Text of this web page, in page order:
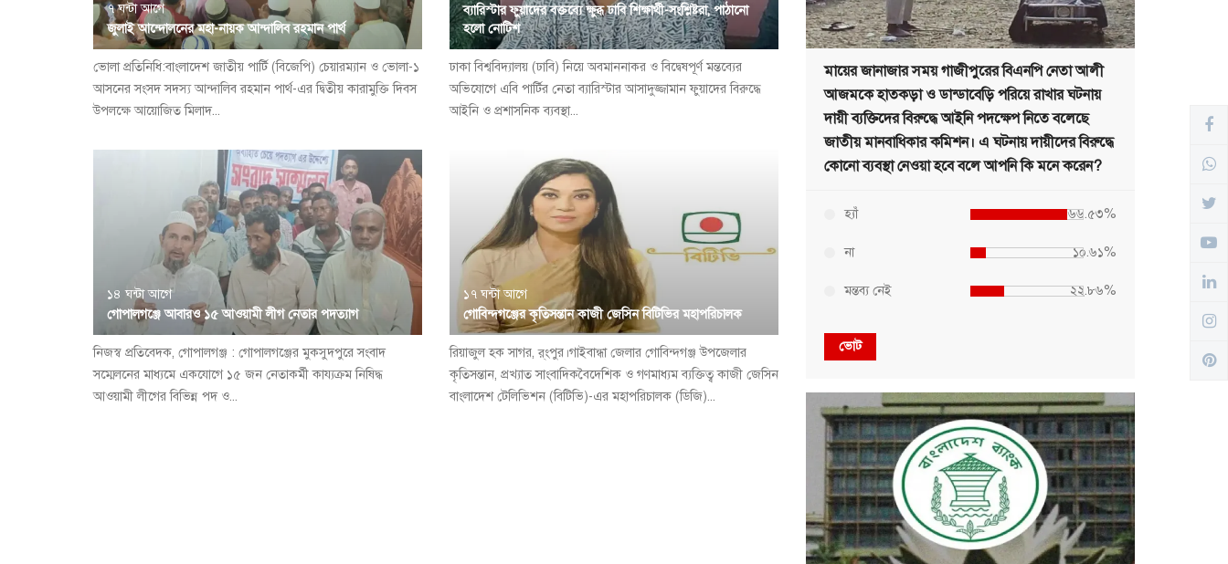
৭ ঘন্টা আগে
জুলাই আন্দোলনের মহা-নায়ক আন্দালিব রহমান পার্থ
ভোলা প্রতিনিধি:বাংলাদেশ জাতীয় পার্টি (বিজেপি) চেয়ারম্যান ও ভোলা-১
আসনের সংসদ সদস্য আন্দালিব রহমান পার্থ-এর দ্বিতীয় কারামুক্তি দিবস
উপলক্ষে আয়োজিত মিলাদ...
ব্যারিস্টার ফুয়াদের বক্তব্যে ক্ষুব্ধ ঢাবি শিক্ষার্থী-সংশ্লিষ্টরা, পাঠানো
হলো নোটিশ
ঢাকা বিশ্ববিদ্যালয় (ঢাবি) নিয়ে অবমাননাকর ও বিদ্বেষপূর্ণ মন্তব্যের
অভিযোগে এবি পার্টির নেতা ব্যারিস্টার আসাদুজ্জামান ফুয়াদের বিরুদ্ধে
আইনি ও প্রশাসনিক ব্যবস্থা...
১৪ ঘন্টা আগে
গোপালগঞ্জে আবারও ১৫ আওয়ামী লীগ নেতার পদত্যাগ
নিজস্ব প্রতিবেদক, গোপালগঞ্জ : গোপালগঞ্জের মুকসুদপুরে সংবাদ
সম্মেলনের মাধ্যমে একযোগে ১৫ জন নেতাকর্মী কায্যক্রম নিষিদ্ধ
আওয়ামী লীগের বিভিন্ন পদ ও...
১৭ ঘন্টা আগে
গোবিন্দগঞ্জের কৃতিসন্তান কাজী জেসিন বিটিভির মহাপরিচালক
রিয়াজুল হক সাগর, র্ংপুর।গাইবান্ধা জেলার গোবিন্দগঞ্জ উপজেলার
কৃতিসন্তান, প্রখ্যাত সাংবাদিকবৈদেশিক ও গণমাধ্যম ব্যক্তিত্ব কাজী জেসিন
বাংলাদেশ টেলিভিশন (বিটিভি)-এর মহাপরিচালক (ডিজি)...
মায়ের জানাজার সময় গাজীপুরের বিএনপি নেতা আলী
আজমকে হাতকড়া ও ডান্ডাবেড়ি পরিয়ে রাখার ঘটনায়
দায়ী ব্যক্তিদের বিরুদ্ধে আইনি পদক্ষেপ নিতে বলেছে
জাতীয় মানবাধিকার কমিশন। এ ঘটনায় দায়ীদের বিরুদ্ধে
কোনো ব্যবস্থা নেওয়া হবে বলে আপনি কি মনে করেন?
হ্যাঁ ৬৬.৫৩%
না ১০.৬১%
মন্তব্য নেই ২২.৮৬%
ভোট